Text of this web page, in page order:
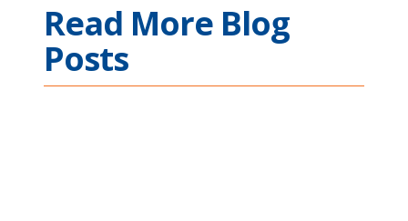
Read More Blog
Posts